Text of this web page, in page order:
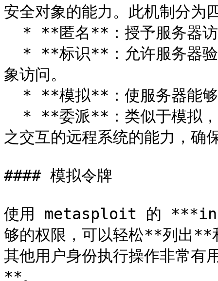
安全对象的能力。此机制分为
象访问。
之交互的远程系统的能力，确
#### 模拟令牌
使用 metasploit 的
够的权限，可以轻松**列出
其他用户身份执行操作非常有
**。